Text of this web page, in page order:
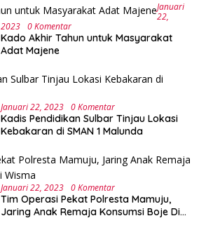
Januari
22,
2023 0 Komentar
Kado Akhir Tahun untuk Masyarakat
Adat Majene
Januari 22, 2023 0 Komentar
Kadis Pendidikan Sulbar Tinjau Lokasi
Kebakaran di SMAN 1 Malunda
Januari 22, 2023 0 Komentar
Tim Operasi Pekat Polresta Mamuju,
Jaring Anak Remaja Konsumsi Boje Di